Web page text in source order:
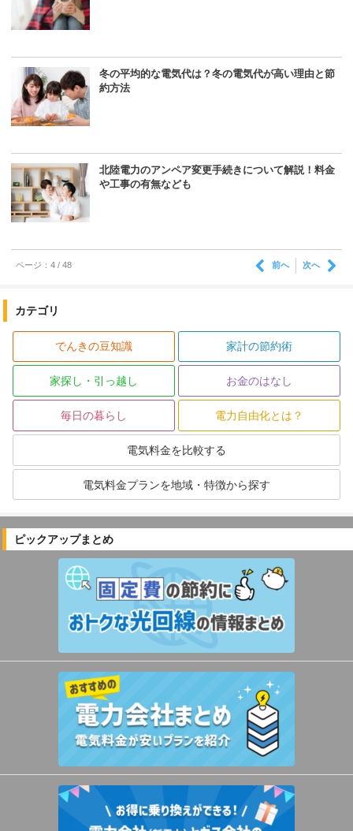
冬の平均的な電気代は？冬の電気代が高い理由と節
約方法
北陸電力のアンペア変更手続きについて解説！料金
や工事の有無なども
ページ：4 / 48 前へ 次へ
カテゴリ
でんきの豆知識 家計の節約術
家探し・引っ越し お金のはなし
毎日の暮らし 電力自由化とは？
電気料金を比較する
電気料金プランを地域・特徴から探す
ピックアップまとめ